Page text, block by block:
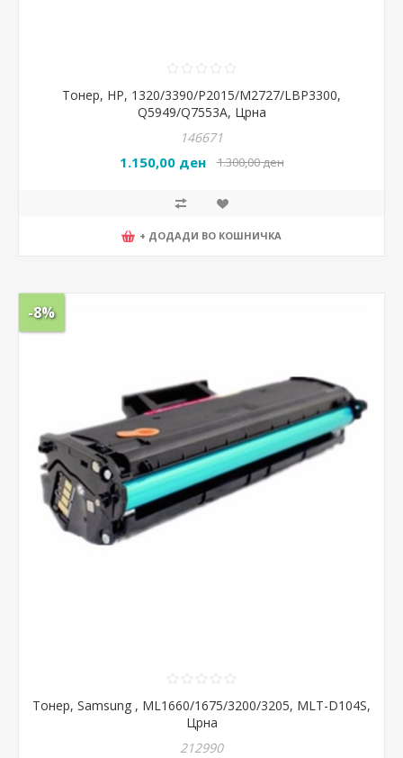
Тонер, HP, 1320/3390/P2015/M2727/LBP3300,
Q5949/Q7553A, Црна
146671
1.150,00 ден 1.300,00 ден
+ ДОДАДИ ВО КОШНИЧКА
-8%
Тонер, Samsung , ML1660/1675/3200/3205, MLT-D104S,
Црна
212990